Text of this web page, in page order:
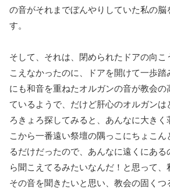
の音がそれまでぼんやりしていた私の脳
す。
そして、それは、閉められたドアの向こ
こえなかったのに、ドアを開けて一歩
にも和音を重ねたオルガンの音が教会の
ているようで、だけど肝心のオルガンは
ろきょろ探してみると、あんなに大きく
こから一番遠い祭壇の隅っこにちょこん
るだけだったので、あんなに遠くにあ
ら聞こえてるみたいなんだ！と思って、
その音を聞きたいと思い、教会の固く